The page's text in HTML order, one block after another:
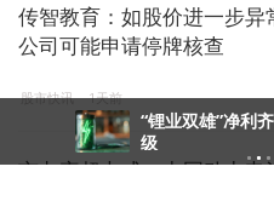
传智教育：如股价进一步异
公司可能申请停牌核查
股市快讯 1天前
市占率超七成，中国动力电
“锂业双雄”净利齐翻番
级